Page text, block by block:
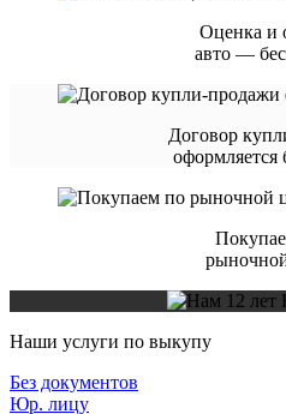
Оценка и
авто —
Договор
оформляется
Наши услуги по выкупу
Без документов
Юр. лицу